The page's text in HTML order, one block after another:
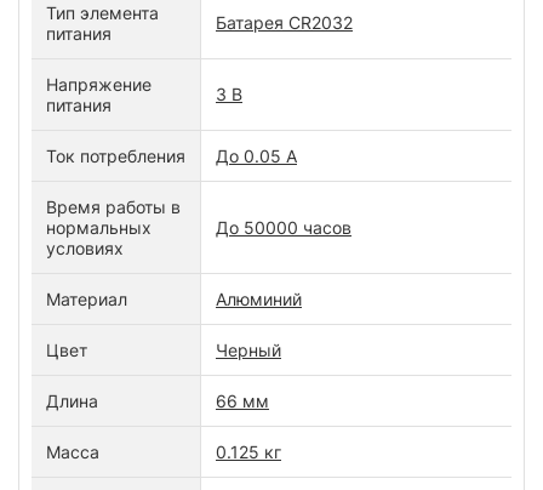
Тип элемента
питания
Батарея СR2032
Напряжение
питания
3 В
Ток потребления До 0.05 А
Время работы в
нормальных
условиях
До 50000 часов
Материал Алюминий
Цвет Черный
Длина 66 мм
Масса 0.125 кг